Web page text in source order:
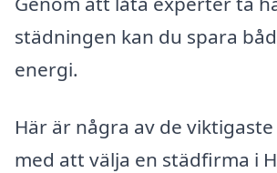
städningen kan du spara
energi.
Här är några av de
med att välja en städfirma i